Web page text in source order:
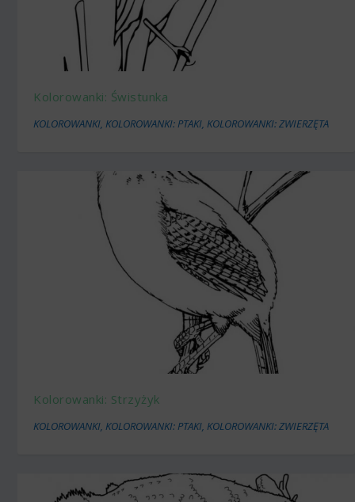
Kolorowanki: Świstunka
KOLOROWANKI,KOLOROWANKI: PTAKI,KOLOROWANKI: ZWIERZĘTA
Kolorowanki: Strzyżyk
KOLOROWANKI KOLOROWANKI: PTAKI KOLOROWANKI: ZWIERZĘTA